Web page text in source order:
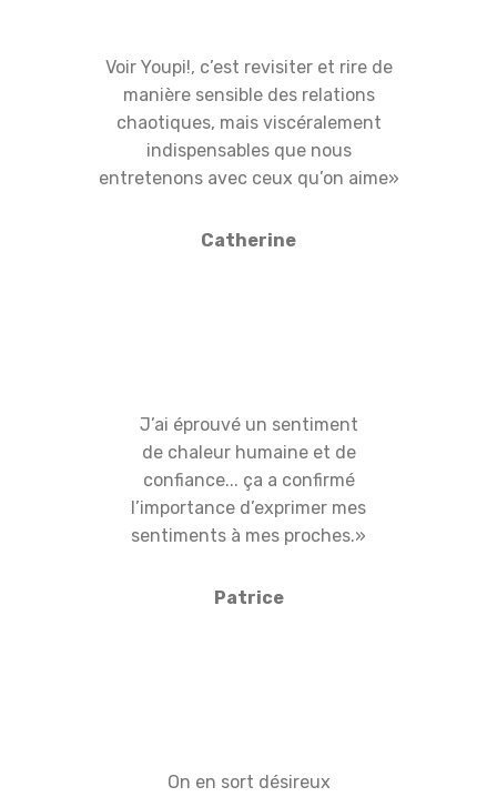
Voir Youpi!, c’est revisiter et rire de
manière sensible des relations
chaotiques, mais viscéralement
indispensables que nous
entretenons avec ceux qu’on aime»
Catherine
J’ai éprouvé un sentiment
de chaleur humaine et de
confiance... ça a confirmé
l’importance d’exprimer mes
sentiments à mes proches.»
Patrice
On en sort désireux